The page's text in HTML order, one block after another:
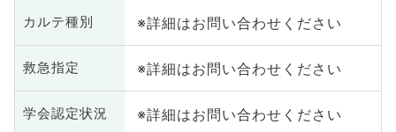
カルテ種別 ※詳細はお問い合わせください
救急指定 ※詳細はお問い合わせください
学会認定状況 ※詳細はお問い合わせください